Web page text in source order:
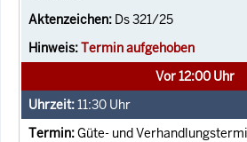
Ds 321/25
Termin aufgehoben
Vor 12:00 Uhr
11:30 Uhr
Güte- und